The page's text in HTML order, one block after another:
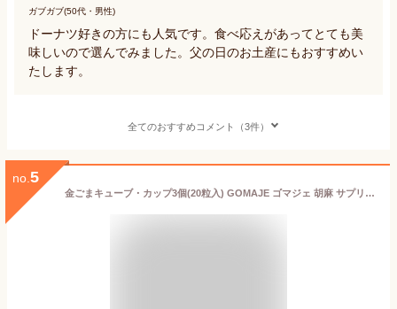
ガブガブ(50代・男性)
ドーナツ好きの方にも人気です。食べ応えがあってとても美
味しいので選んでみました。父の日のお土産にもおすすめい
たします。
全てのおすすめコメント（3件）
no. 5
金ごまキューブ・カップ3個(20粒入) GOMAJE ゴマジェ 胡麻 サプリ スイーツ 菓子 ギフト 贈り物 贈答 内祝い